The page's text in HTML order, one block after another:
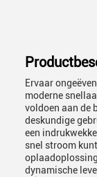
Ervaar
moderne
voldoen aan de
deskundige
een
snel stroom
dynamische